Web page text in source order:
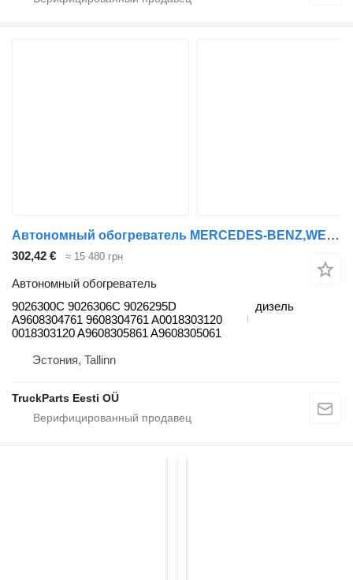
Автономный обогреватель MERCEDES-BENZ,WEBASTO,DIESEL Actros MP4 (01.12-) 9026300C для тягача Mercedes-Benz Actros MP4 Antos Arocs (2012-)
302,42 € ≈ 15 480 грн
Автономный обогреватель
9026300C 9026306C 9026295D
A9608304761 9608304761 A0018303120
0018303120 A9608305861 A9608305061
дизель
Эстония, Tallinn
TruckParts Eesti OÜ